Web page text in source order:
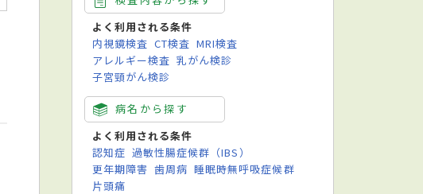
日本内科学会総合内科専門医 日本循環器学会循環器専門医
超音波検査 CPAP療法 尿検査
よく利用される条件
内視鏡検査 CT検査 MRI検査
アレルギー検査 乳がん検診
子宮頸がん検診
病名から探す
よく利用される条件
認知症 過敏性腸症候群（IBS）
更年期障害 歯周病 睡眠時無呼吸症候群
片頭痛